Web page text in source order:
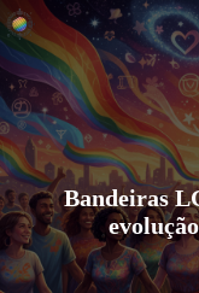
Pular
para
o
conteúdo
Início
Bandeiras